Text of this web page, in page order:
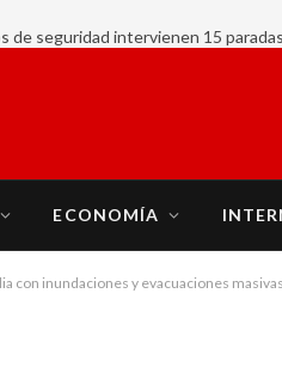
ECONOMÍA
con inundaciones y evacuaciones masivas